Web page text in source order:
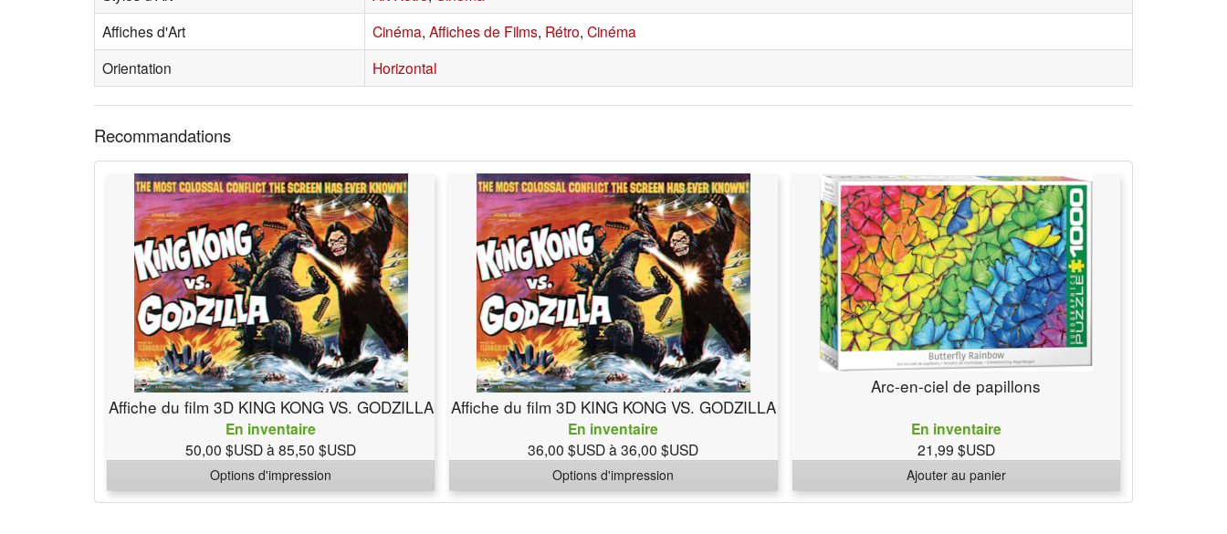
Affiches d'Art
Cinéma, Affiches de Films, Rétro, Cinéma
Orientation
Horizontal
Recommandations
Affiche du film 3D KING KONG VS. GODZILLA
En inventaire
50,00 $USD à 85,50 $USD
Options d'impression
Affiche du film 3D KING KONG VS. GODZILLA
En inventaire
36,00 $USD à 36,00 $USD
Options d'impression
Arc-en-ciel de papillons
En inventaire
21,99 $USD
Ajouter au panier